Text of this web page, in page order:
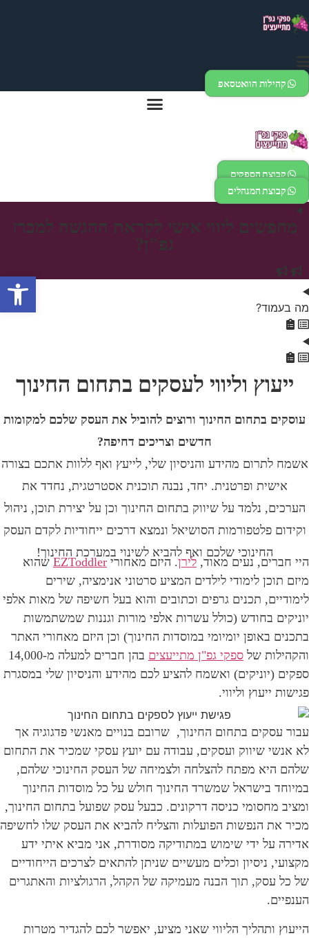
לתוכן
קהילות הוואטסאפ
קבוצת הספקים
קבוצת המנהלים
מחפשים ליווי אישי לקראת ההגשה למכרז
גפ"ן?
מה בעמוד?
ייעוץ וליווי לעסקים בתחום החינוך
עוסקים בתחום החינוך ורוצים להוביל את העסק שלכם למקומות
חדשים וצריכים דחיפה?
אשמח לתרום מהידע והניסיון שלי, לייעץ ואף ללוות אתכם בצורה
אישית ופרטנית. יחד, נבנה תוכנית אסטרטגית, נחדד את
הערכים, נלמד על שיווק בתחום החינוך וכן על יצירת תוכן, ניהול
וקידום פלטפורמות הסושיאל ונמצא דרכים ייחודיות לקדם העסק
החינוכי שלכם ואף להביא לשינוי במערכת החינוך!
היי חברים, נעים מאוד, לירן. היזם מאחורי EZToddler שהוא
מיזם תוכן לימודי לילדים המציע סרטוני אנימציה, שירים
לימודיים, תכנים גרפים וכתובים והוא בעל חשיפה של מאות אלפי
יוניקים בחודש (כולל עשרות אלפי מורות וגננות שמשתמשות
בתכנים באופן יומיומי במוסדות החינוך) וכן היזם מאחורי האתר
והקהילות של ספקי גפ"ן מתייעצים
בהן חברים למעלה מ-14,000
ספקים (יוניקים) ואשמח להציע לכם מהידע והניסיון שלי במסגרת
פגישות ייעוץ וליווי.
עבור עסקים בתחום החינוך, שרובם בנויים מאנשי פדגוגיה אך
לא אנשי שיווק ועסקים, עבודה עם יועץ עסקי שמכיר את התחום
שלהם היא מפתח להצלחה ולצמיחה של העסק החינוכי שלהם,
במיוחד בישראל שמשרד החינוך חולש על כל מוסדות החינוך
ומציב מחסומי כניסה דרקונים. כבעל עסק שפועל בתחום החינוך,
מכיר את הנפשות הפועלות והצליח להביא את העסק שלו לחשיפה
אדירה על ידי שימוש במתודיקה מסודרת, אני מביא איתי ידע
מקצועי, ניסיון וכלים מעשיים שניתן להתאים לצרכים הייחודיים
של כל עסק, תוך הבנה מעמיקה של הקהל, הרגולציות והאתגרים
הענפיים.
הייעוץ ותהליך הליווי שאני מציע, יאפשר לכם להגדיר מטרות